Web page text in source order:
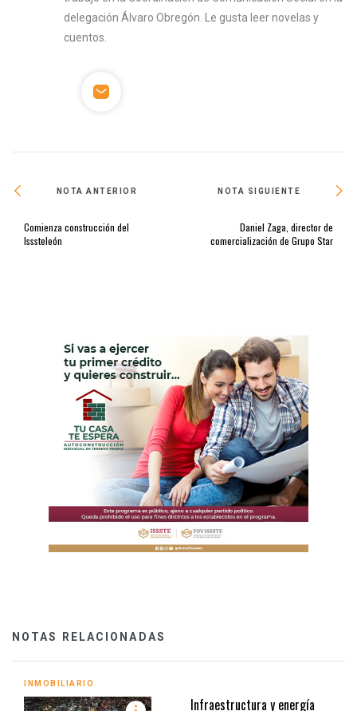
delegación Álvaro Obregón. Le gusta leer novelas y
cuentos.
NOTA ANTERIOR
Comienza construcción del
Isssteleón
NOTA SIGUIENTE
Daniel Zaga, director de
comercialización de Grupo Star
NOTAS RELACIONADAS
INMOBILIARIO
Infraestructura y energía